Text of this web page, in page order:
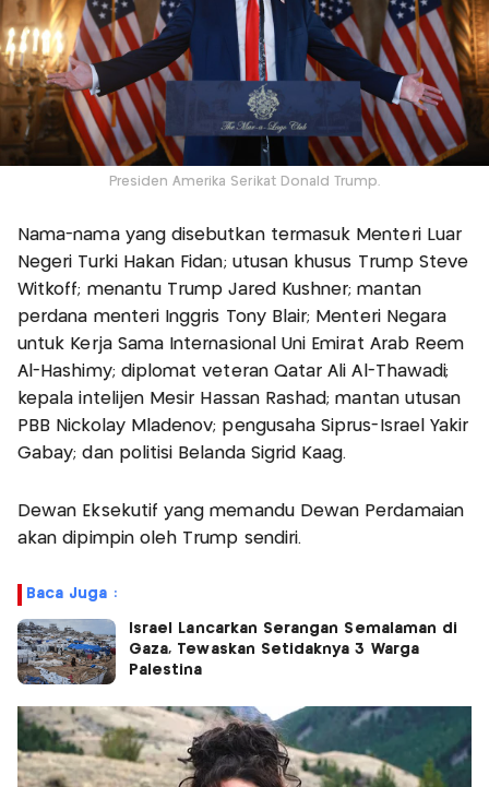
Presiden Amerika Serikat Donald Trump.
Nama-nama yang disebutkan termasuk Menteri Luar
Negeri Turki Hakan Fidan; utusan khusus Trump Steve
Witkoff; menantu Trump Jared Kushner; mantan
perdana menteri Inggris Tony Blair; Menteri Negara
untuk Kerja Sama Internasional Uni Emirat Arab Reem
Al-Hashimy; diplomat veteran Qatar Ali Al-Thawadi;
kepala intelijen Mesir Hassan Rashad; mantan utusan
PBB Nickolay Mladenov; pengusaha Siprus-Israel Yakir
Gabay; dan politisi Belanda Sigrid Kaag.
Dewan Eksekutif yang memandu Dewan Perdamaian
akan dipimpin oleh Trump sendiri.
Baca Juga :
Israel Lancarkan Serangan Semalaman di
Gaza, Tewaskan Setidaknya 3 Warga
Palestina